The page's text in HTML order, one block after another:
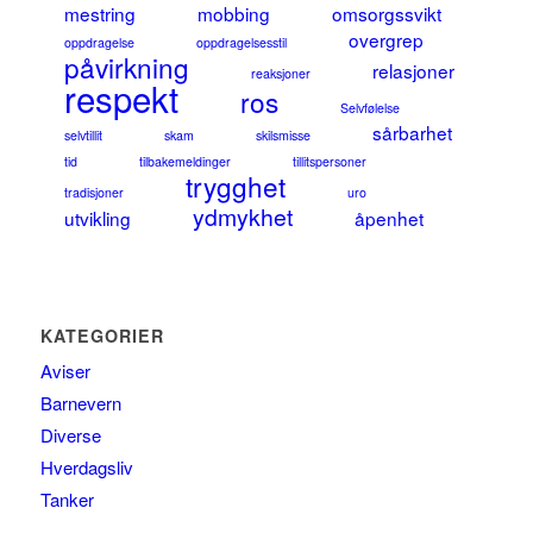
mestring mobbing omsorgssvikt
oppdragelse oppdragelsesstil overgrep
påvirkning reaksjoner relasjoner
respekt ros
Selvfølelse
selvtillit
skam skilsmisse sårbarhet
tid tilbakemeldinger
tillitspersoner
tradisjoner
trygghet uro
utvikling ydmykhet åpenhet
KATEGORIER
Aviser
Barnevern
Diverse
Hverdagsliv
Tanker